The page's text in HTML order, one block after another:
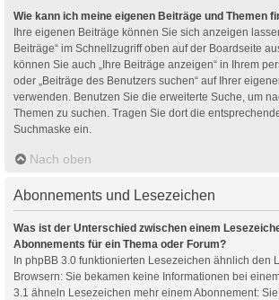
Wie kann ich meine eigenen Beiträge und Themen
Ihre eigenen Beiträge können Sie sich anzeigen
Beiträge“ im Schnellzugriff oben auf der Boardseite
können Sie auch „Ihre Beiträge anzeigen“ in Ihrem
oder „Beiträge des Benutzers suchen“ auf Ihrer
verwenden. Benutzen Sie die erweiterte Suche, um
Themen zu suchen. Tragen Sie dort die
Suchmaske ein.
Nach oben
Abonnements und Lesezeichen
Was ist der Unterschied zwischen einem
Abonnements für ein Thema oder Forum?
In phpBB 3.0 funktionierten Lesezeichen ähnlich den
Browsern: Sie bekamen keine Informationen bei
3.1 ähneln Lesezeichen mehr einem Abonnement: